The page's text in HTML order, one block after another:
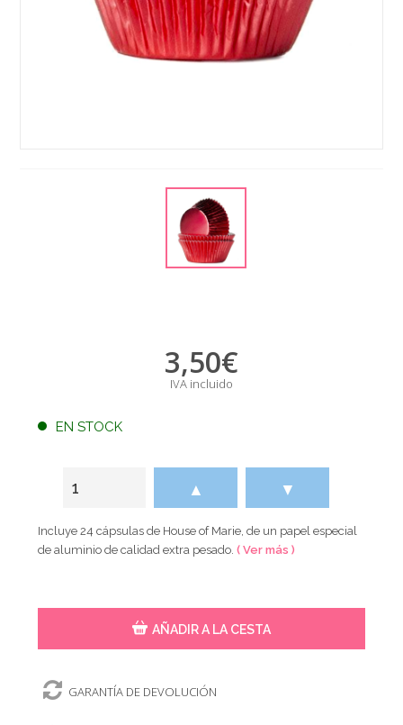
3,50€
IVA incluido
EN STOCK
▲ ▼
Incluye 24 cápsulas de House of Marie, de un papel especial
de aluminio de calidad extra pesado.( Ver más )
AÑADIR A LA CESTA
GARANTÍA DE DEVOLUCIÓN